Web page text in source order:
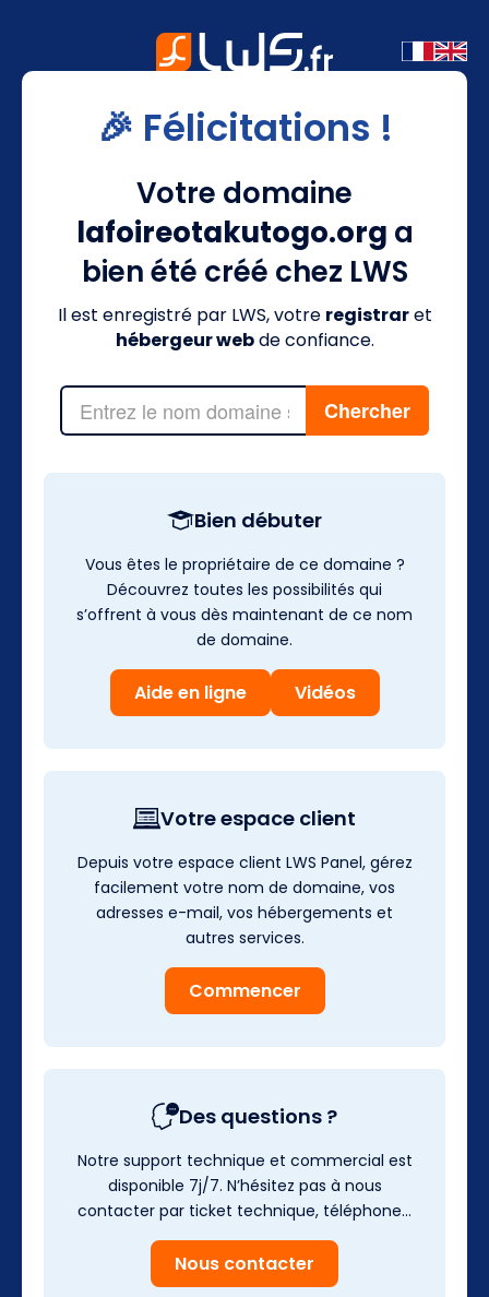
🎉 Félicitations !
Votre domaine
lafoireotakutogo.org a
bien été créé chez LWS
Il est enregistré par LWS, votre registraret
hébergeur webde confiance.
Bien débuter
Vous êtes le propriétaire de ce domaine ?
Découvrez toutes les possibilités qui
s’offrent à vous dès maintenant de ce nom
de domaine.
Aide en ligne Vidéos
Votre espace client
Depuis votre espace client LWS Panel, gérez
facilement votre nom de domaine, vos
adresses e-mail, vos hébergements et
autres services.
Commencer
Des questions ?
Notre support technique et commercial est
disponible 7j/7. N’hésitez pas à nous
contacter par ticket technique, téléphone…
Nous contacter